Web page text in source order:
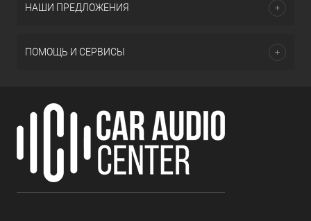
НАШИ ПРЕДЛОЖЕНИЯ
ПОМОЩЬ И СЕРВИСЫ